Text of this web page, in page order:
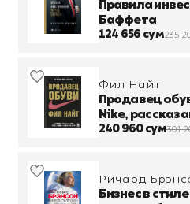
Правила
Баффета
124 656 сум235
Фил Найт
Продавец
Nike,
240 960 сум301
Ричард
Бизнес в